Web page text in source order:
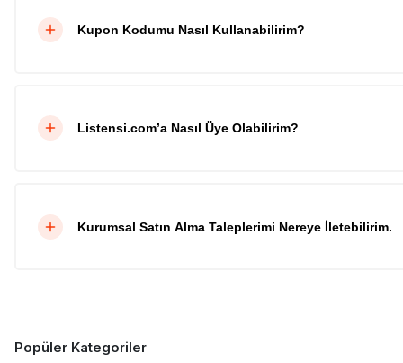
Kupon Kodumu Nasıl Kullanabilirim?
Listensi.com’a Nasıl Üye Olabilirim?
Kurumsal Satın Alma Taleplerimi Nereye İletebilirim.
Popüler Kategoriler